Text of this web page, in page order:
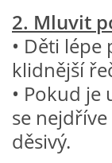
VÝTVARNÉ
VÝTVARNÉ
VÝTVARNÉ
2. Mluvit
• Děti
klidnější
• Pokud je
se
děsivý.